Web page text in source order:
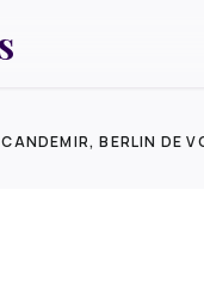
CANDEMIR, BERLIN DE